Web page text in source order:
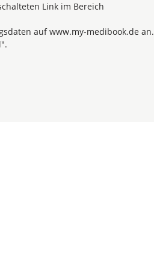
Link im Bereich
auf www.my-medibook.de an.